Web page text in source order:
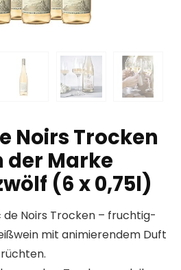
Noirs Trocken
der Marke
(6 x 0,75l)
Noirs Trocken – fruchtig-
mit animierendem Duft